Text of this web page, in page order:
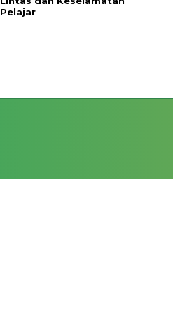
Pelajar